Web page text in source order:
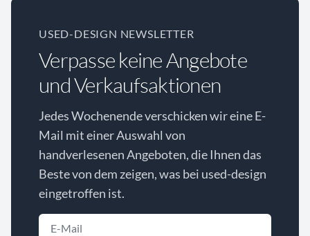
USED-DESIGN NEWSLETTER
Verpasse keine Angebote
und Verkaufsaktionen
Jedes Wochenende verschicken wir eine E-
Mail mit einer Auswahl von
handverlesenen Angeboten, die Ihnen das
Beste von dem zeigen, was bei used-design
eingetroffen ist.